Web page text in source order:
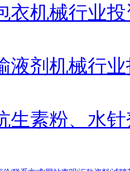
衣机械行业
液剂机械行
生素粉、水